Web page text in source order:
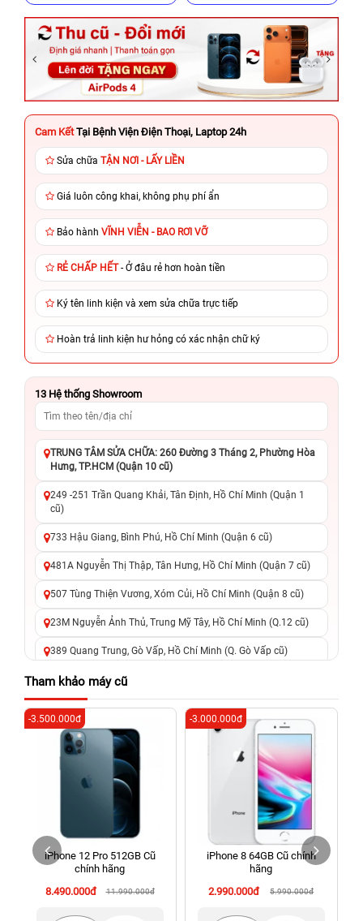
Cam Kết Tại Bệnh Viện Điện Thoại, Laptop 24h
Sửa chữa TẬN NƠI - LẤY LIỀN
Giá luôn công khai, không phụ phí ẩn
Bảo hành VĨNH VIỄN - BAO RƠI VỠ
RẺ CHẤP HẾT- Ở đâu rẻ hơn hoàn tiền
Ký tên linh kiện và xem sửa chữa trực tiếp
Hoàn trả linh kiện hư hỏng có xác nhận chữ ký
13 Hệ thống Showroom
TRUNG TÂM SỬA CHỮA: 260 Đường 3 Tháng 2, Phường Hòa
Hưng, TP.HCM (Quận 10 cũ)
249 -251 Trần Quang Khải, Tân Định, Hồ Chí Minh (Quận 1
cũ)
733 Hậu Giang, Bình Phú, Hồ Chí Minh (Quận 6 cũ)
481A Nguyễn Thị Thập, Tân Hưng, Hồ Chí Minh (Quận 7 cũ)
507 Tùng Thiện Vương, Xóm Củi, Hồ Chí Minh (Quận 8 cũ)
23M Nguyễn Ảnh Thủ, Trung Mỹ Tây, Hồ Chí Minh (Q.12 cũ)
389 Quang Trung, Gò Vấp, Hồ Chí Minh (Q. Gò Vấp cũ)
625 - 625A Âu Cơ, Tân Phú, Hồ Chí Minh (Quận Tân Phú cũ)
326 Lê Văn Việt, Tăng Nhơn Phú, Hồ Chí Minh (Q.9 TP. Thủ
Đức cũ)
256 Võ Văn Ngân, Thủ Đức, Hồ Chí Minh (Bình Thọ, TP. Thủ
70 Nguyễn An Ninh, Dĩ An, Hồ Chí Minh (Bình Dương Cũ)
24h Vũng Tàu: 162A Ba Cu, Vũng Tàu, Hồ Chí Minh (TP. Vũng
Tàu cũ)
198 Hoàng Văn Thụ, Tân Sơn Nhất, Hồ Chí Minh (Tân Bình
Tham khảo máy cũ
iPhone 12 Pro 512GB Cũ
chính hãng
8.490.000đ
11.990.000đ
-3.500.000đ
iPhone 8 64GB Cũ chính
hãng
2.990.000đ
5.990.000đ
-3.000.000đ